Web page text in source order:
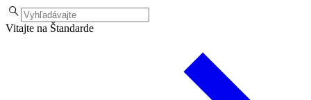
Vitajte na Štandarde